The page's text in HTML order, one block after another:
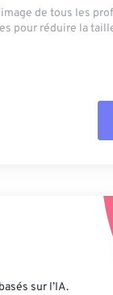
de tous les
pour réduire la
sur l’IA.